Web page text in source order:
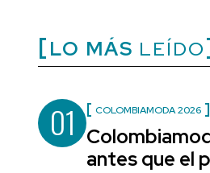
LO MÁS LEÍDO
01 COLOMBIAMODA 2026
antes que el